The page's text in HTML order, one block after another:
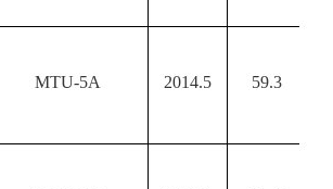
MTU-5A 2014.5 59.3